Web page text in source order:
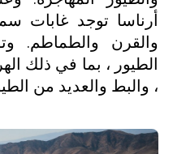
أرناسا توجد غابات
والقرن والطماطم.
الطيور ، بما في ذلك
، والبط والعديد من